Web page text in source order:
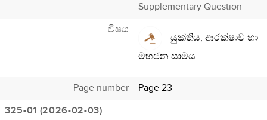
Supplementary Question
විෂය
යුක්තිය, ආරක්ෂාව හා
මහජන සාමය
Page number
Page 23
325-01 (2026-02-03)